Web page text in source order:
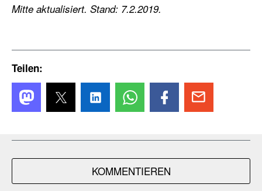
Mitte aktualisiert. Stand: 7.2.2019.
Teilen:
KOMMENTIEREN